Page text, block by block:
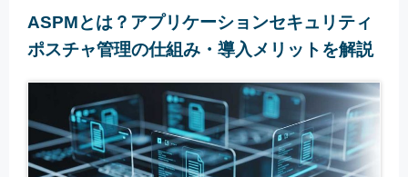
ASPMとは？アプリケーションセキュリティ
ポスチャ管理の仕組み・導入メリットを解説